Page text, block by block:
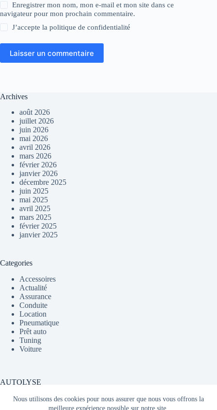
Nous utilisons des cookies pour nous assurer que nous vous offrons la
meilleure expérience possible sur notre site.
Enregistrer mon nom, mon e-mail et mon site dans ce
navigateur pour mon prochain commentaire.
J’accepte lapolitique de confidentialité
Laisser un commentaire
Archives
août 2026
juillet 2026
juin 2026
mai 2026
avril 2026
mars 2026
février 2026
janvier 2026
décembre 2025
juin 2025
mai 2025
avril 2025
mars 2025
février 2025
janvier 2025
Categories
Accessoires
Actualité
Assurance
Conduite
Location
Pneumatique
Prêt auto
Tuning
Voiture
AUTOLYSE